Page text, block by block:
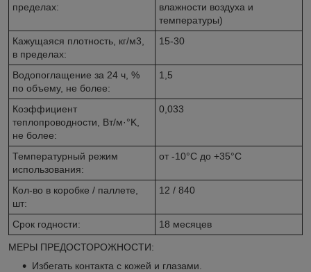
пределах:
влажности воздуха и
температуры)
Кажущаяся плотность, кг/м3,
в пределах:
15-30
Водопоглащение за 24 ч, %
по объему, не более:
1,5
Коэффициент
теплопроводности, Вт/м·°K,
не более:
0,033
Температурный режим
использования:
от -10°C до +35°C
Кол-во в коробке / паллете,
шт:
12 / 840
Срок годности: 18 месяцев
МЕРЫ ПРЕДОСТОРОЖНОСТИ:
Избегать контакта с кожей и глазами.